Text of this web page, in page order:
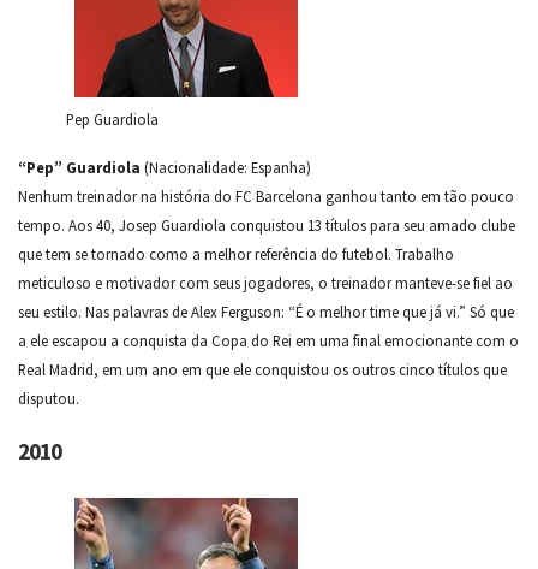
Pep Guardiola
“Pep” Guardiola (Nacionalidade: Espanha)
Nenhum treinador na história do FC Barcelona ganhou tanto em tão pouco
tempo. Aos 40, Josep Guardiola conquistou 13 títulos para seu amado clube
que tem se tornado como a melhor referência do futebol. Trabalho
meticuloso e motivador com seus jogadores, o treinador manteve-se fiel ao
seu estilo. Nas palavras de Alex Ferguson: “É o melhor time que já vi.” Só que
a ele escapou a conquista da Copa do Rei em uma final emocionante com o
Real Madrid, em um ano em que ele conquistou os outros cinco títulos que
disputou.
2010